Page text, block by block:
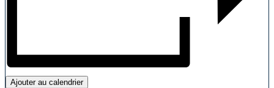
Ajouter au calendrier